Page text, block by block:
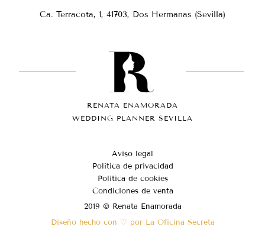
Ca. Terracota, 1, 41703, Dos Hermanas (Sevilla)
RENATA ENAMORADA
WEDDING PLANNER SEVILLA
Aviso legal
Política de privacidad
Política de cookies
Condiciones de venta
2019 © Renata Enamorada
Diseño hecho con ♡ por La Oficina Secreta